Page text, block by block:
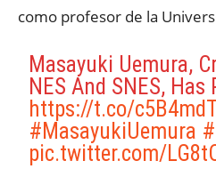
como profesor de la
Masayuki Uemura,
NES And SNES, Has
https://t.co/
#MasayukiUemura
pic.twitter.com/